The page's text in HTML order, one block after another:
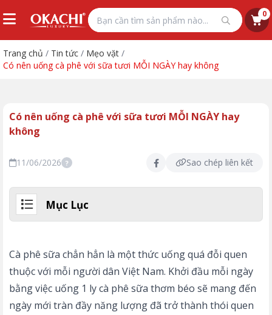
0
Trang chủ / Tin tức / Mẹo vặt /
Có nên uống cà phê với sữa tươi MỖI NGÀY hay không
Có nên uống cà phê với sữa tươi MỖI NGÀY hay
không
11/06/2026 ? Sao chép liên kết
Mục Lục
Cà phê sữa chẳn hẳn là một thức uống quá đỗi quen
thuộc với mỗi người dân Việt Nam. Khởi đầu mỗi ngày
bằng việc uống 1 ly cà phê sữa thơm béo sẽ mang đến
ngày mới tràn đầy năng lượng đã trở thành thói quen